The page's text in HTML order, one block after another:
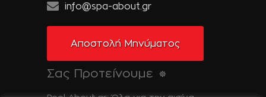
info@spa-about.gr
Αποστολή Μηνύματος
Σας Προτείνουμε